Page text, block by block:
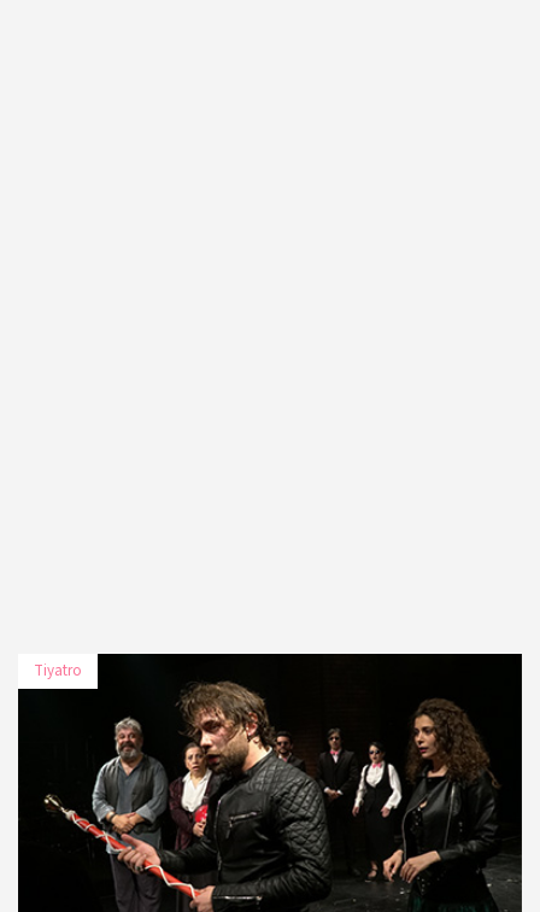
Tiyatro
MEKÂN
15 Kasım 2019 Moda Sahnesi
16 Kasım 2019 Moda Sahnesi